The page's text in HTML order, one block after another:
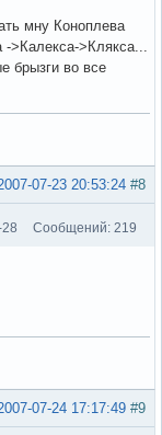
мну Коноплева
>Клякса...
брызги во все
#8
07-23 20:53:24
Сообщений: 219
#9
07-24 17:17:49